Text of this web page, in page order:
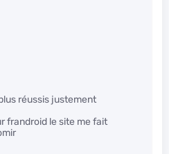
réussis justement
frandroid le site me fait